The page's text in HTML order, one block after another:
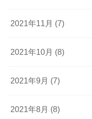
2021年11月 (7)
2021年10月 (8)
2021年9月 (7)
2021年8月 (8)